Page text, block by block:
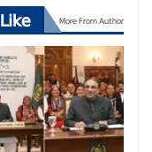
More From Author